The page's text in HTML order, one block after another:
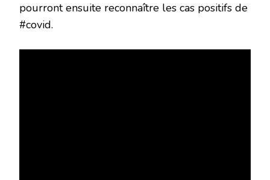
pourront ensuite reconnaître les cas positifs de
#covid.